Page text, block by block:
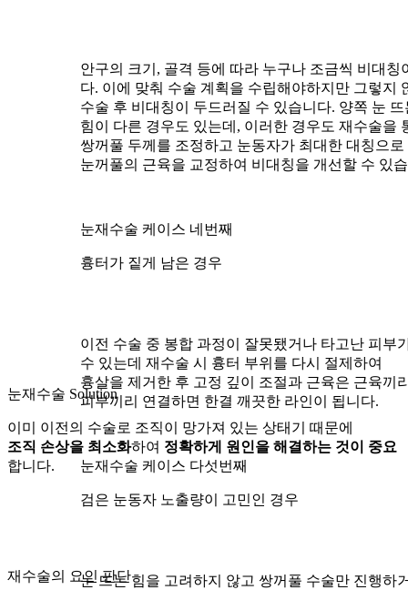
안구의 크기, 골격 등에 따라 누구나 조금씩 비대칭
다. 이에 맞춰 수술 계획을 수립해야하지만 그렇지
수술 후 비대칭이 두드러질 수 있습니다. 양쪽 눈
힘이 다른 경우도 있는데, 이러한 경우도 재수술을
쌍꺼풀 두께를 조정하고 눈동자가 최대한 대칭으
눈꺼풀의 근육을 교정하여 비대칭을 개선할 수 있
눈재수술 케이스 네번째
흉터가 짙게 남은 경우
이전 수술 중 봉합 과정이 잘못됐거나 타고난 피부
수 있는데 재수술 시 흉터 부위를 다시 절제하여
흉살을 제거 한 후 고정 깊이 조절과 근육은 근육끼
피부끼리 연결하면 한결 깨끗한 라인이 됩니다.
눈재수술 케이스 다섯번째
검은 눈동자 노출량이 고민인 경우
눈 뜨는 힘을 고려하지 않고 쌍꺼풀 수술만 진행하
눈재수술 Solution
이미 이전의 수술로 조직이 망가져 있는 상태기 때문에
조직 손상을 최소화하여 정확하게 원인을 해결하는 것이 중요
합니다.
재수술의 요인 판단